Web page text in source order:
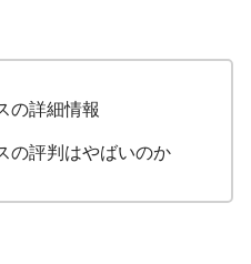
の詳細情報
の評判はやばいのか